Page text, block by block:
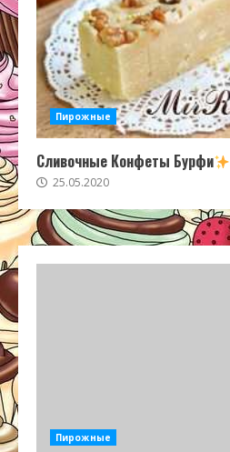
Пирожные
Сливочные Конфеты Бурфи
25.05.2020
Пирожные